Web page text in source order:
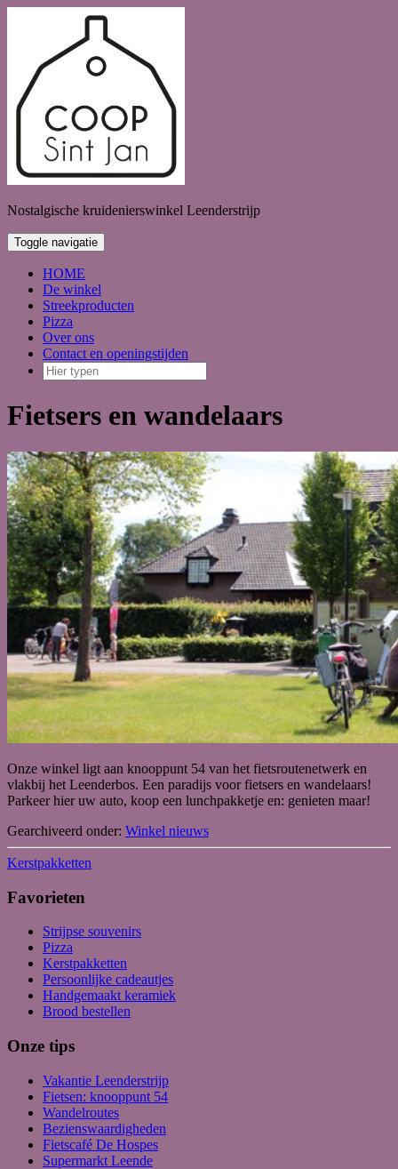
Nostalgische kruidenierswinkel Leenderstrijp
Toggle navigatie
HOME
De winkel
Streekproducten
Pizza
Over ons
Contact en openingstijden
Fietsers en wandelaars
Onze winkel ligt aan knooppunt 54 van het fietsroutenetwerk en
vlakbij het Leenderbos. Een paradijs voor fietsers en wandelaars!
Parkeer hier uw auto, koop een lunchpakketje en: genieten maar!
Gearchiveerd onder: Winkel nieuws
Kerstpakketten
Favorieten
Strijpse souvenirs
Pizza
Kerstpakketten
Persoonlijke cadeautjes
Handgemaakt keramiek
Brood bestellen
Onze tips
Vakantie Leenderstrijp
Fietsen: knooppunt 54
Wandelroutes
Bezienswaardigheden
Fietscafé De Hospes
Supermarkt Leende